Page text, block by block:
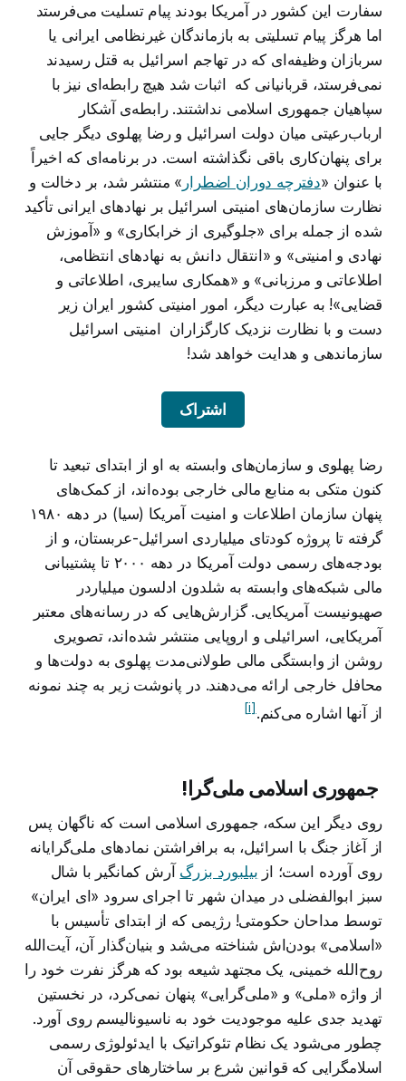
سفارت این کشور در آمریکا بودند پیام تسلیت می‌فرستد
اما هرگز پیام تسلیتی به بازماندگان غیرنظامی ایرانی یا
سربازان وظیفه‌ای که در تهاجم اسرائیل به قتل رسیدند
نمی‌فرستد، قربانیانی که اثبات شد هیچ رابطه‌ای نیز با
سپاهیان جمهوری اسلامی نداشتند. رابطه‌ی آشکار
ارباب‌رعیتی میان دولت اسرائیل و رضا پهلوی دیگر جایی
برای پنهان‌کاری باقی نگذاشته است. در برنامه‌ای که اخیراً
با عنوان «دفترچه دوران اضطرار » منتشر شد، بر دخالت و
نظارت سازمان‌های امنیتی اسرائیل بر نهادهای ایرانی تأکید
شده از جمله برای «جلوگیری از خرابکاری» و «آموزش
نهادی و امنیتی» و «انتقال دانش به نهادهای انتظامی،
اطلاعاتی و مرزبانی» و «همکاری سایبری، اطلاعاتی و
قضایی»! به عبارت دیگر، امور امنیتی کشور ایران زیر
دست و با نظارت نزدیک کارگزاران امنیتی اسرائیل
سازماندهی و هدایت خواهد شد!
اشتراک
رضا پهلوی و سازمان‌های وابسته به او از ابتدای تبعید تا
کنون متکی به منابع مالی خارجی بوده‌اند، از کمک‌های
پنهان سازمان اطلاعات و امنیت آمریکا (سیا) در دهه ۱۹۸۰
گرفته تا پروژه کودتای میلیاردی اسرائیل-عربستان، و از
بودجه‌های رسمی دولت آمریکا در دهه ۲۰۰۰ تا پشتیبانی
مالی شبکه‌های وابسته به شلدون ادلسون میلیاردر
صهیونیست آمریکایی. گزارش‌هایی که در رسانه‌های معتبر
آمریکایی، اسرائیلی و اروپایی منتشر شده‌اند، تصویری
روشن از وابستگی مالی طولانی‌مدت پهلوی به دولت‌ها و
محافل خارجی ارائه می‌دهند. در پانوشت زیر به چند نمونه
از آنها اشاره می‌کنم.[i]
جمهوری اسلامی ملی‌گرا!
روی دیگر این سکه، جمهوری اسلامی است که ناگهان پس
از آغاز جنگ با اسرائیل، به برافراشتن نمادهای ملی‌گرایانه
روی آورده است؛ از بیلبورد بزرگ آرش کمانگیر با شال
سبز ابوالفضلی در میدان شهر تا اجرای سرود «ای ایران»
توسط مداحان حکومتی! رژیمی که از ابتدای تأسیس با
«اسلامی» بودن‌اش شناخته می‌شد و بنیان‌گذار آن، آیت‌الله
روح‌الله خمینی، یک مجتهد شیعه بود که هرگز نفرت خود را
از واژه «ملی» و «ملی‌گرایی» پنهان نمی‌کرد، در نخستین
تهدید جدی علیه موجودیت خود به ناسیونالیسم روی آورد.
چطور می‌شود یک نظام تئوکراتیک با ایدئولوژی رسمی
اسلامگرایی که قوانین شرع بر ساختارهای حقوقی آن